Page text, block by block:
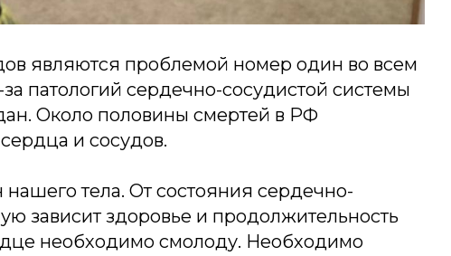
являются проблемой номер один во всем
патологий сердечно-сосудистой системы
Около половины смертей в РФ
и сосудов.
тела. От состояния сердечно-
зависит здоровье и продолжительность
необходимо смолоду. Необходимо